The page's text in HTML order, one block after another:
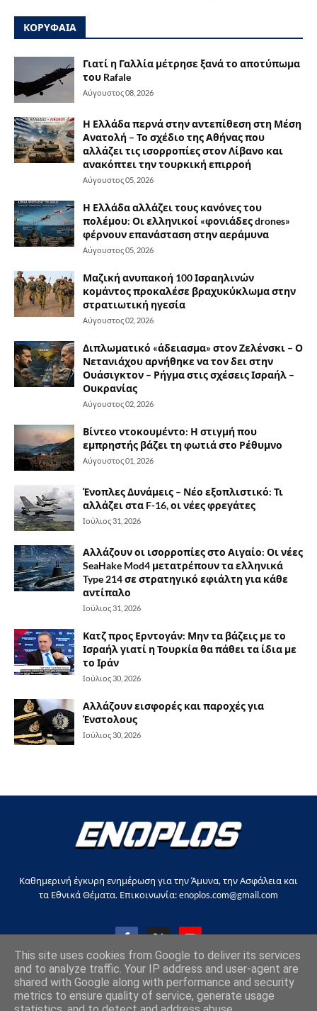
ΚΟΡΥΦΑΙΑ
Γιατί η Γαλλία μέτρησε ξανά το αποτύπωμα
του Rafale
Αύγουστος 08, 2026
Η Ελλάδα περνά στην αντεπίθεση στη Μέση
Ανατολή – Το σχέδιο της Αθήνας που
αλλάζει τις ισορροπίες στον Λίβανο και
ανακόπτει την τουρκική επιρροή
Αύγουστος 05, 2026
Η Ελλάδα αλλάζει τους κανόνες του
πολέμου: Οι ελληνικοί «φονιάδες drones»
φέρνουν επανάσταση στην αεράμυνα
Αύγουστος 05, 2026
Μαζική ανυπακοή 100 Ισραηλινών
κομάντος προκαλέσε βραχυκύκλωμα στην
στρατιωτική ηγεσία
Αύγουστος 02, 2026
Διπλωματικό «άδειασμα» στον Ζελένσκι – Ο
Νετανιάχου αρνήθηκε να τον δει στην
Ουάσιγκτον – Ρήγμα στις σχέσεις Ισραήλ –
Ουκρανίας
Αύγουστος 02, 2026
Βίντεο ντοκουμέντο: Η στιγμή που
εμπρηστής βάζει τη φωτιά στο Ρέθυμνο
Αύγουστος 01, 2026
Ένοπλες Δυνάμεις – Νέο εξοπλιστικό: Τι
αλλάζει στα F-16, οι νέες φρεγάτες
Ιούλιος 31, 2026
Αλλάζουν οι ισορροπίες στο Αιγαίο: Οι νέες
SeaHake Mod4 μετατρέπουν τα ελληνικά
Type 214 σε στρατηγικό εφιάλτη για κάθε
αντίπαλο
Ιούλιος 31, 2026
Κατζ προς Ερντογάν: Μην τα βάζεις με το
Ισραήλ γιατί η Τουρκία θα πάθει τα ίδια με
το Ιράν
Ιούλιος 30, 2026
Αλλάζουν εισφορές και παροχές για
Ένστολους
Ιούλιος 30, 2026
Καθημερινή έγκυρη ενημέρωση για την Άμυνα, την Ασφάλεια και
τα Εθνικά Θέματα. Επικοινωνία: enoplos.com@gmail.com
Copyright © 2017-2026, all rights reserved |enoplos.gr
This site uses cookies from Google to deliver its services
and to analyze traffic. Your IP address and user-agent are
shared with Google along with performance and security
metrics to ensure quality of service, generate usage